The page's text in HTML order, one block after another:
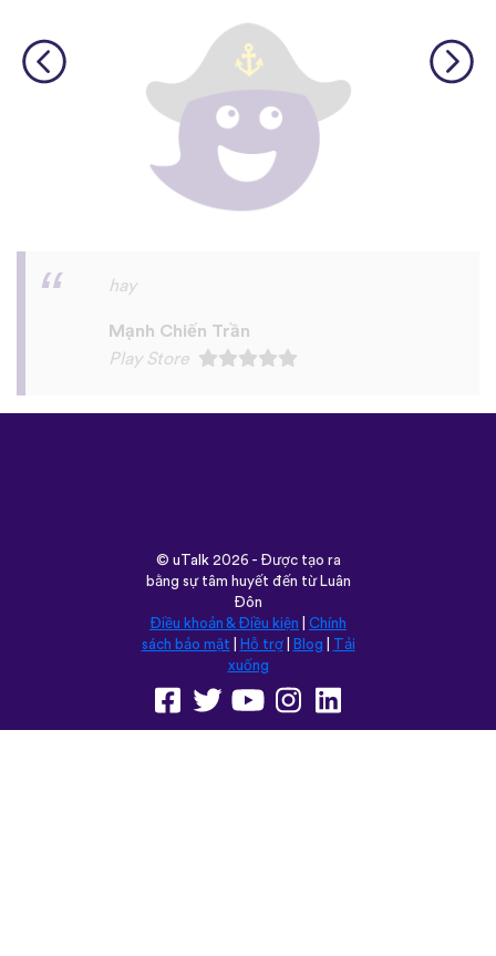
I love this app! I am learning Serbian,
which is a relatively rare language on
language apps but I’m blown away by how
I feel like each language has a lot of care
used instead of a stupid AI voice or
whatever. The biggest thing, though is the
boil the water?” seemed kind of weird to
remember but it’s actually been really
helpful for learning sentence structure and
memorizing multiple vocabulary words in
one go. Overall I love this app, and I’m
grateful that you don’t have to pay to
access all the courses like some apps.